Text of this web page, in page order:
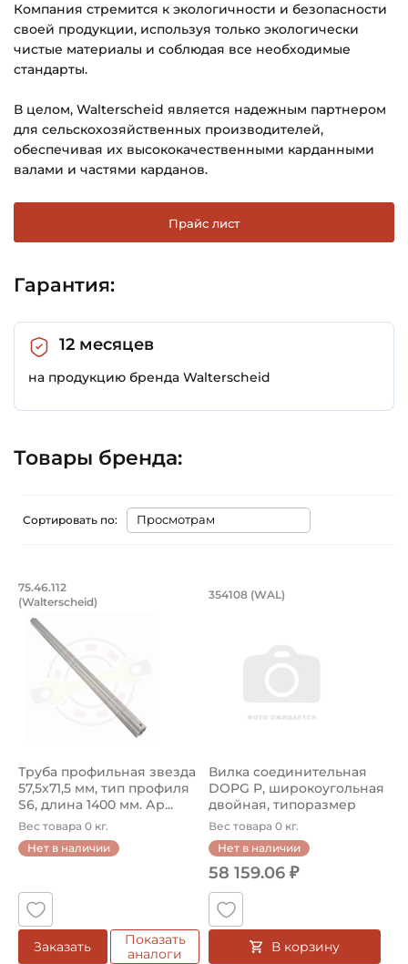
Компания стремится к экологичности и безопасности
своей продукции, используя только экологически
чистые материалы и соблюдая все необходимые
стандарты.
В целом, Walterscheid является надежным партнером
для сельскохозяйственных производителей,
обеспечивая их высококачественными карданными
валами и частями карданов.
Прайс лист
Гарантия:
12 месяцев
на продукцию бренда Walterscheid
Товары бренда:
Сортировать по:
Труба профильная звезда 57,5х71,5
Труба профильная звезда 75.46.112 Walterscheid, тип
75.46.112
(Walterscheid)
Труба профильная звезда
57,5х71,5 мм, тип профиля
S6, длина 1400 мм. Ар...
Вес товара 0 кг.
Нет в наличии
Заказать
Показать
аналоги
Вилка
354108 (WAL)
Вилка соединительная
DOPG P, широкоугольная
двойная, типоразмер
P480, д...
Вес товара 0 кг.
Нет в наличии
58 159.06 ₽
В корзину